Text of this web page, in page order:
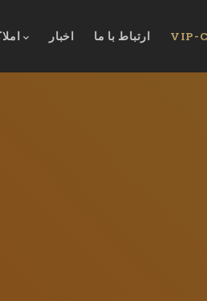
اخبار ارتباط با ما VIP-